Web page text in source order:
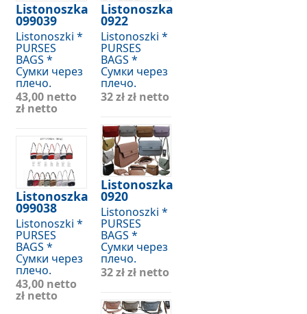
Listonoszka
099039
Listonoszki *
PURSES
BAGS *
Сумки через
плечо.
43,00 netto
zł netto
Listonoszka
099038
Listonoszki *
PURSES
BAGS *
Сумки через
плечо.
43,00 netto
zł netto
Listonoszka
0922
Listonoszki *
PURSES
BAGS *
Сумки через
плечо.
32 złzł netto
Listonoszka
0920
Listonoszki *
PURSES
BAGS *
Сумки через
плечо.
32 złzł netto